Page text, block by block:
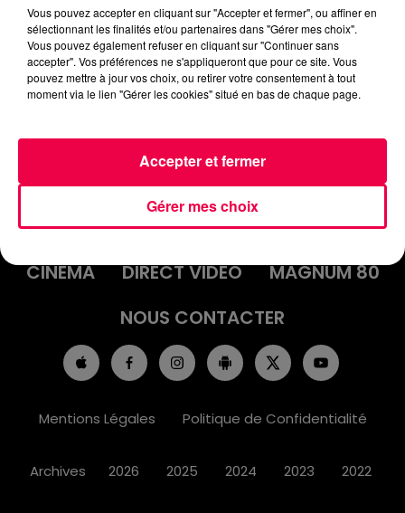
ACCUEIL INFOS
EMISSIONS
AGENDA
JEUX
PODCASTS
CINÉMA
DIRECT VIDÉO
MAGNUM 80
NOUS CONTACTER
Mentions Légales Politique de Confidentialité
Archives 2026 2025 2024 2023 2022
Vous pouvez accepter en cliquant sur "Accepter et fermer", ou affiner en
sélectionnant les finalités et/ou partenaires dans "Gérer mes choix".
Vous pouvez également refuser en cliquant sur "Continuer sans
accepter". Vos préférences ne s'appliqueront que pour ce site. Vous
pouvez mettre à jour vos choix, ou retirer votre consentement à tout
moment via le lien "Gérer les cookies" situé en bas de chaque page.
Gérer mes choix
Accepter et fermer